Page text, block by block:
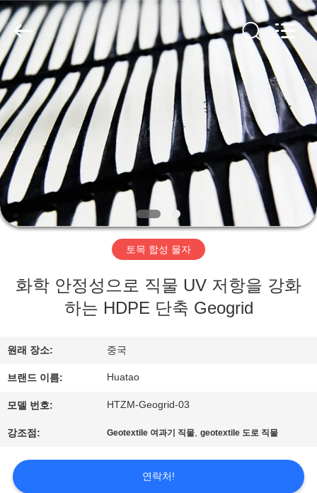
집
제
품
우
리
대
여
공
장
행
2020
-
2026
HUATAO
LOVER
LTD.
All
Rights
Reserved.
토목 합성 물자
화학 안정성으로 직물 UV 저항을 강화
하는 HDPE 단축 Geogrid
원래 장소: 중국
브랜드 이름: Huatao
모델 번호: HTZM-Geogrid-03
강조점: Geotextile 여과기 직물,geotextile 도로 직물
연락처!